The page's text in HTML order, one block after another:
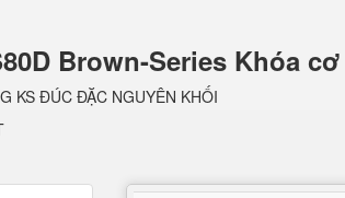
Brown-Series Khóa cơ
KS ĐÚC ĐẶC NGUYÊN KHỐI